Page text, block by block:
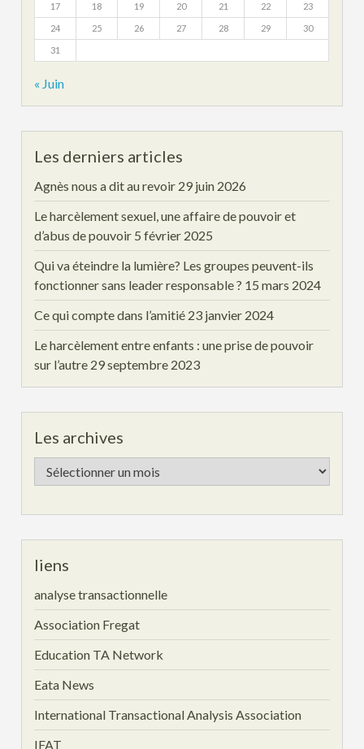
17 18 19 20 21 22 23
24 25 26 27 28 29 30
31
« Juin
Les derniers articles
Agnès nous a dit au revoir 29 juin 2026
Le harcèlement sexuel, une affaire de pouvoir et
d’abus de pouvoir 5 février 2025
Qui va éteindre la lumière? Les groupes peuvent-ils
fonctionner sans leader responsable ? 15 mars 2024
Ce qui compte dans l’amitié 23 janvier 2024
Le harcèlement entre enfants : une prise de pouvoir
sur l’autre 29 septembre 2023
Les archives
Les
archives
liens
analyse transactionnelle
Association Fregat
Education TA Network
Eata News
International Transactional Analysis Association
IFAT